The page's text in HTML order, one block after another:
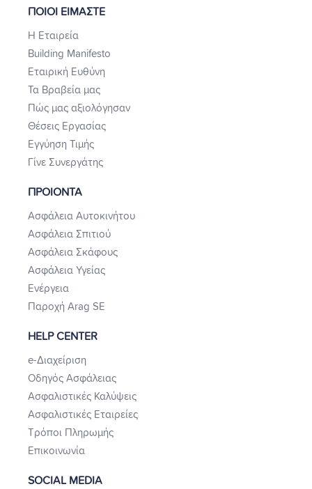
ΠΟΙΟΙ ΕΙΜΑΣΤΕ
Η Εταιρεία
Building Manifesto
Εταιρική Ευθύνη
Τα Βραβεία μας
Πώς μας αξιολόγησαν
Θέσεις Εργασίας
Εγγύηση Τιμής
Γίνε Συνεργάτης
ΠΡΟΙΟΝΤΑ
Ασφάλεια Αυτοκινήτου
Ασφάλεια Σπιτιού
Ασφάλεια Σκάφους
Ασφάλεια Υγείας
Ενέργεια
Παροχή Arag SE
HELP CENTER
e-Διαχείριση
Οδηγός Ασφάλειας
Ασφαλιστικές Καλύψεις
Ασφαλιστικές Εταιρείες
Τρόποι Πληρωμής
Επικοινωνία
SOCIAL MEDIA